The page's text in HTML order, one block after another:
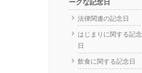
ークな記念日
法律関連の記念日
はじまりに関する記念
日
飲食に関する記念日